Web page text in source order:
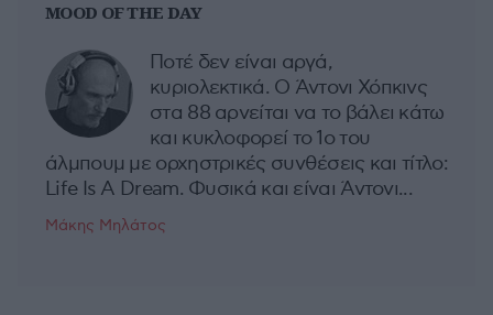
MOOD OF THE DAY
Ποτέ δεν είναι αργά,
κυριολεκτικά. Ο Άντονι Χόπκινς
στα 88 αρνείται να το βάλει κάτω
και κυκλοφορεί το 1ο του
άλμπουμ με ορχηστρικές συνθέσεις και τίτλο:
Life Is A Dream. Φυσικά και είναι Άντονι...
Μάκης Μηλάτος